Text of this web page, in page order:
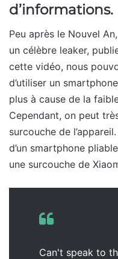
d’informations.
Peu après le Nouvel
un célèbre leaker,
cette vidéo, nous
d’utiliser un
plus à cause de la
Cependant, on peut
surcouche de
d’un smartphone
une surcouche de
Can't speak to